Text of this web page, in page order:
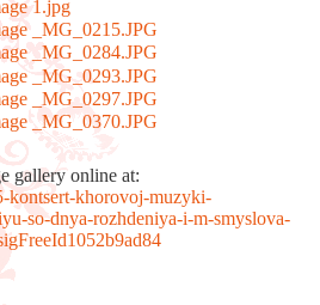
gallery online at:
kontsert-khorovoj-muzyki-
so-dnya-rozhdeniya-i-m-smyslova-